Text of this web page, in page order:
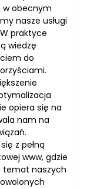
w obecnym
nasze usługi
praktyce
wiedzę
do
opiera się na
nam na
z pełną
www, gdzie
temat naszych